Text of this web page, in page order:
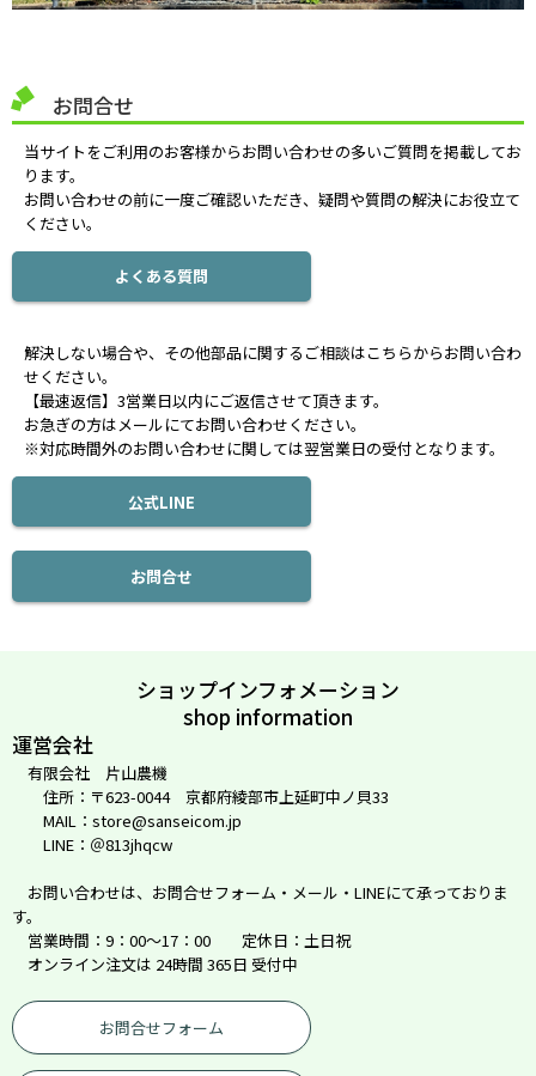
お問合せ
当サイトをご利用のお客様からお問い合わせの多いご質問を掲載してお
ります。
お問い合わせの前に一度ご確認いただき、疑問や質問の解決にお役立て
ください。
よくある質問
解決しない場合や、その他部品に関するご相談はこちらからお問い合わ
せください。
【最速返信】3営業日以内にご返信させて頂きます。
お急ぎの方はメールにてお問い合わせください。
※対応時間外のお問い合わせに関しては翌営業日の受付となります。
公式LINE
お問合せ
ショップインフォメーション
shop information
運営会社
有限会社 片山農機
住所：〒623-0044 京都府綾部市上延町中ノ貝33
MAIL：store@sanseicom.jp
LINE：＠813jhqcw
お問い合わせは、お問合せフォーム・メール・LINEにて承っておりま
す。
営業時間：9：00～17：00 定休日：土日祝
オンライン注文は 24時間 365日 受付中
お問合せフォーム